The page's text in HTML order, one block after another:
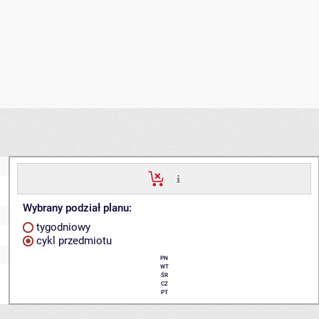
Wybrany podział planu:
tygodniowy
cykl przedmiotu
PN
WT
ŚR
CZ
PT